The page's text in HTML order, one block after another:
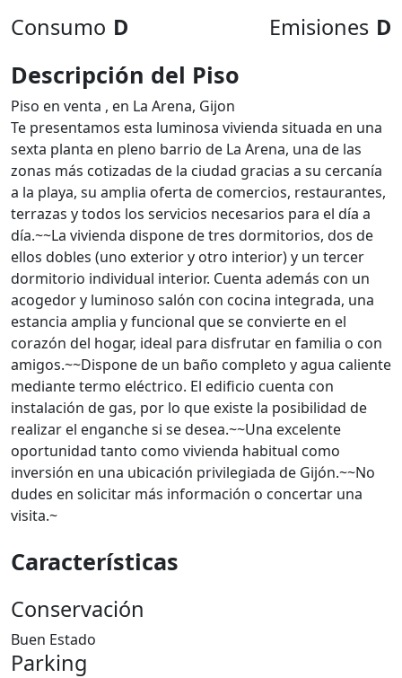
Consumo D Emisiones D
Descripción del Piso
Piso en venta , en La Arena, Gijon
Te presentamos esta luminosa vivienda situada en una
sexta planta en pleno barrio de La Arena, una de las
zonas más cotizadas de la ciudad gracias a su cercanía
a la playa, su amplia oferta de comercios, restaurantes,
terrazas y todos los servicios necesarios para el día a
día.~~La vivienda dispone de tres dormitorios, dos de
ellos dobles (uno exterior y otro interior) y un tercer
dormitorio individual interior. Cuenta además con un
acogedor y luminoso salón con cocina integrada, una
estancia amplia y funcional que se convierte en el
corazón del hogar, ideal para disfrutar en familia o con
amigos.~~Dispone de un baño completo y agua caliente
mediante termo eléctrico. El edificio cuenta con
instalación de gas, por lo que existe la posibilidad de
realizar el enganche si se desea.~~Una excelente
oportunidad tanto como vivienda habitual como
inversión en una ubicación privilegiada de Gijón.~~No
dudes en solicitar más información o concertar una
visita.~
Características
Conservación
Buen Estado
Parking